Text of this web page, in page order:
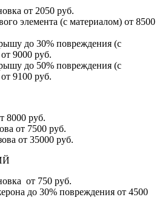
от 2050 руб.
элемента (с материалом) от 8500
до 30% повреждения (с
9000 руб.
до 50% повреждения (с
9100 руб.
8000 руб.
от 7500 руб.
от 35000 руб.
от 750 руб.
до 30% повреждения от 4500